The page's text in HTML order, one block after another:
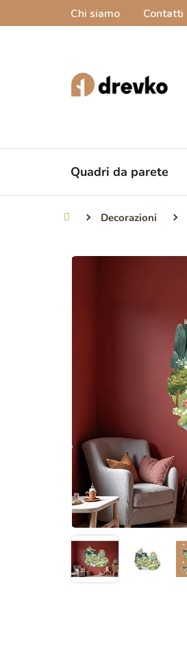
Chi siamo Contatti
Quadri da parete
Casa Decorazioni